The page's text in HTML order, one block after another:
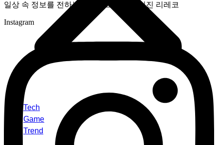
Tech
Game
Trend
일상 속 정보를 전하는 라이프스타일 매거진 리레코
Instagram